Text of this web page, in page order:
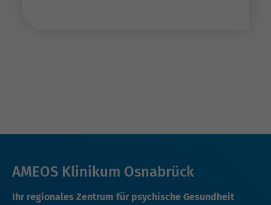
AMEOS Klinikum Osnabrück
Ihr regionales Zentrum für psychische Gesundheit